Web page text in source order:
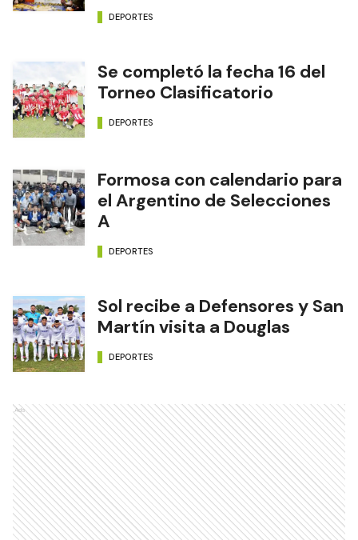
DEPORTES
Se completó la fecha 16 del
Torneo Clasificatorio
DEPORTES
Formosa con calendario para
el Argentino de Selecciones
A
DEPORTES
Sol recibe a Defensores y San
Martín visita a Douglas
DEPORTES
Ads